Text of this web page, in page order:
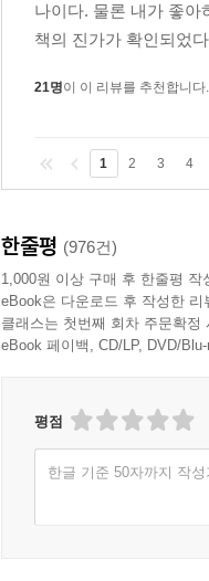
나이다. 물론 내가 좋
책의 진가가 확인되었
21명이 이 리뷰를 추천합니다.
1 2 3 4
한줄평 (976건)
1,000원 이상 구매 후 한줄평 작
eBook은 다운로드 후 작성한
클래스는 첫번째 회차 주문확
eBook 페이백, CD/LP, DVD/
평점
한글 기준 50자까지 작성